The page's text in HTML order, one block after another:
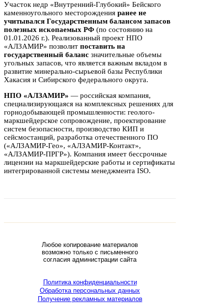
Участок недр «Внутренний-Глубокий» Бейского
каменноугольного месторождения ранее не
учитывался Государственным балансом запасов
полезных ископаемых РФ (по состоянию на
01.01.2026 г.). Реализованный проект НПО
«АЛЗАМИР» позволит поставить на
государственный баланс значительные объемы
угольных запасов, что является важным вкладом в
развитие минерально-сырьевой базы Республики
Хакасия и Сибирского федерального округа.
НПО «АЛЗАМИР» — российская компания,
специализирующаяся на комплексных решениях для
горнодобывающей промышленности: геолого-
маркшейдерское сопровождение, проектирование
систем безопасности, производство КИП и
сейсмостанций, разработка отечественного ПО
(«АЛЗАМИР-Гео», «АЛЗАМИР-Контакт»,
«АЛЗАМИР-ПРГР»). Компания имеет бессрочные
лицензии на маркшейдерские работы и сертификаты
интегрированной системы менеджмента ISO.
Любое копирование материалов
возможно только с письменного
согласия администрации сайта
Политика конфиденциальности
Обработка персональных данных
Получение рекламных материалов